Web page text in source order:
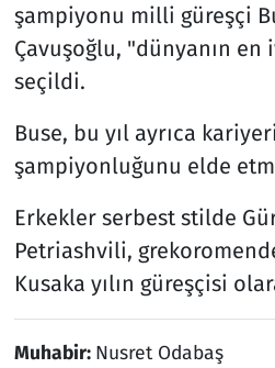
şampiyonu milli güreşçi
Çavuşoğlu, "dünyanın en
seçildi.
Buse, bu yıl ayrıca
şampiyonluğunu elde
Erkekler serbest stilde
Petriashvili,
Kusaka yılın güreşçisi
Muhabir: Nusret Odabaş
Televizyon